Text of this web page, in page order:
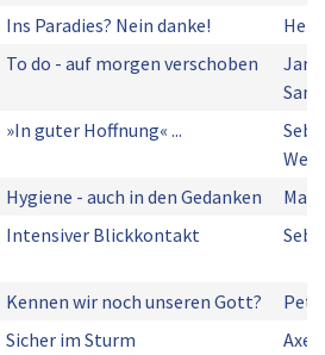
Ins Paradies? Nein danke!
To do - auf morgen verschoben
»In guter Hoffnung« ...
Hygiene - auch in den Gedanken
Intensiver Blickkontakt
Kennen wir noch unseren Gott?
Sicher im Sturm Axel